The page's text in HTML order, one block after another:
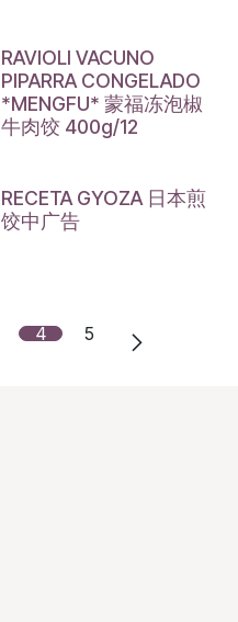
RAVIOLI VACUNO
PIPARRA CONGELADO
*MENGFU* 蒙福冻泡椒
牛肉饺 400g/12
RECETA GYOZA 日本煎
饺中广告
4 5